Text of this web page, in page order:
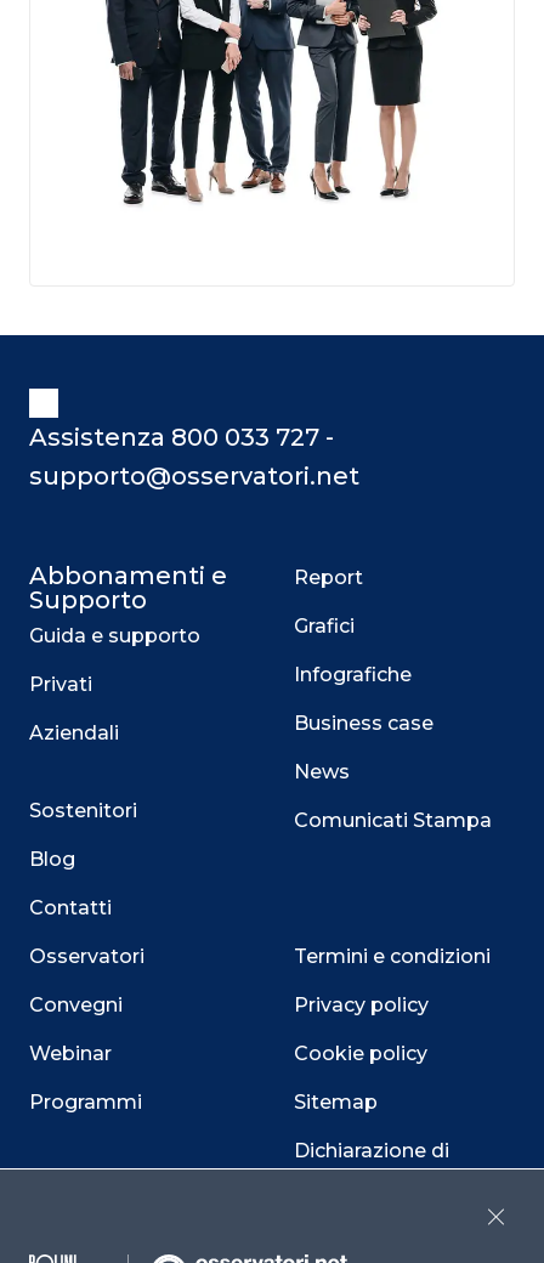
Assistenza 800 033 727 -
supporto@osservatori.net
Abbonamenti e
Supporto
Guida e supporto
Privati
Aziendali
Sostenitori
Blog
Contatti
Osservatori
Convegni
Webinar
Programmi
Report
Grafici
Infografiche
Business case
News
Comunicati Stampa
Termini e condizioni
Privacy policy
Cookie policy
Sitemap
Dichiarazione di